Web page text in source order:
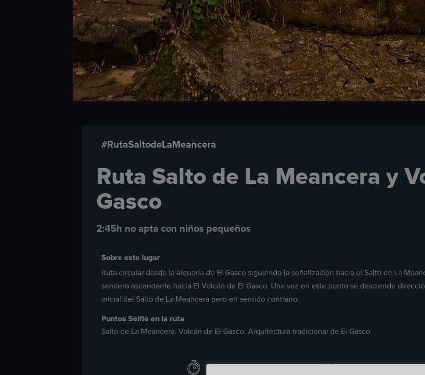
#RutaSaltodeLaMeancera
Ruta Salto de La Meancera y
Gasco
2:45h no apta con niños pequeños
Sobre este lugar
Ruta circular desde la alquería de El Gasco siguiendo la señalización hacia el Salto de La
sendero ascendente hacia El Volcán de El Gasco. Una vez en este punto se desciende
inicial del Salto de La Meancera pero en sentido contrario.
Puntos Selfie en la ruta
Salto de La Meancera. Volcán de El Gasco. Arquitectura tradicional de El Gasco